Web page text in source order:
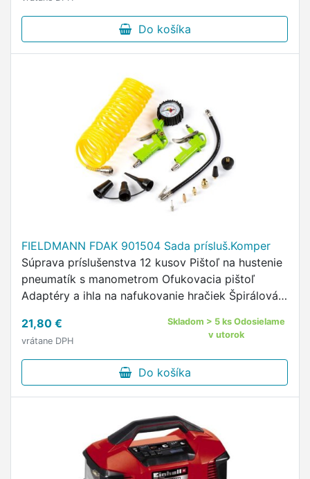
Do košíka
FIELDMANN FDAK 901504 Sada prísluš.Komper
Súprava príslušenstva 12 kusov Pištoľ na hustenie
pneumatík s manometrom Ofukovacia pištoľ
Adaptéry a ihla na nafukovanie hračiek Špirálová
21,80 €
vrátane DPH
Skladom > 5 ks Odosielame
v utorok
Do košíka